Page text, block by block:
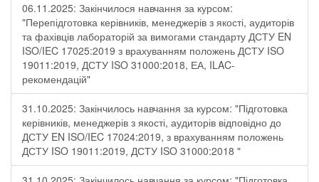
06.11.2025: Закінчилося навчання за курсом:
"Перепідготовка керівників, менеджерів з якості, аудиторів
та фахівців лабораторій за вимогами стандарту ДСТУ EN
ISO/IEC 17025:2019 з врахуванням положень ДСТУ ISO
19011:2019, ДСТУ ISO 31000:2018, ЕА, ILAC-
рекомендацій"
31.10.2025: Закінчилось навчання за курсом: "Підготовка
керівників, менеджерів з якості, аудиторів відповідно до
ДСТУ EN ISO/IEC 17024:2019, з врахуванням положень
ДСТУ ISO 19011:2019, ДСТУ ISO 31000:2018 "